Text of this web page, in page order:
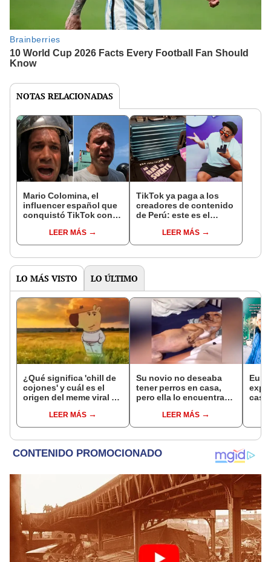
NOTAS RELACIONADAS
Mario Colomina, el
influencer español que
conquistó TikTok con
"Mi amor nació por la
gastronomía"
LEER MÁS
TikTok ya paga a los
creadores de contenido
de Perú: este es el
llegar a cobrar por 1.000
vistas
LEER MÁS
LO MÁS VISTO LO ÚLTIMO
¿Qué significa 'chill de
cojones' y cuál es el
origen del meme viral en
LEER MÁS
Su novio no deseaba
tener perros en casa,
pero ella lo encuentra
[VIDEO]LEER MÁS